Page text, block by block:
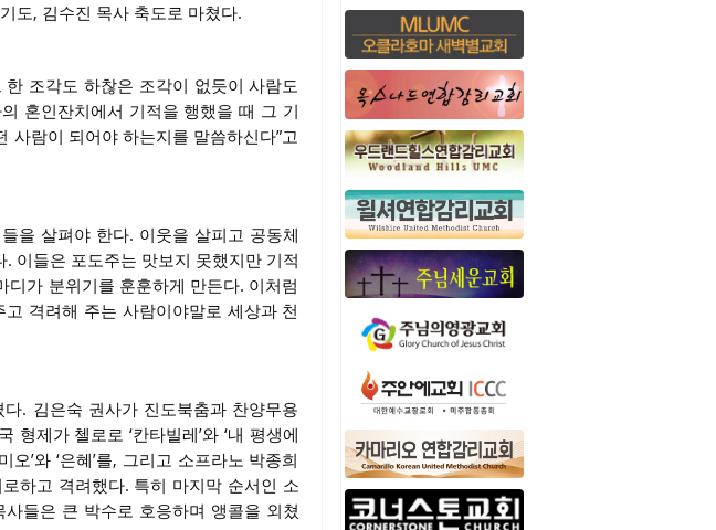
도, 김수진 목사 축도로 마쳤다.
한 조각도 하찮은 조각이 없듯이 사람도
혼인잔치에서 기적을 행했을 때 그 기
사람이 되어야 하는지를 말씀하신다”고
을 살펴야 한다. 이웃을 살피고 공동체
이들은 포도주는 맛보지 못했지만 기적
가 분위기를 훈훈하게 만든다. 이처럼
격려해 주는 사람이야말로 세상과 천
. 김은숙 권사가 진도북춤과 찬양무용
형제가 첼로로 ‘칸타빌레’와 ‘내 평생에
’와 ‘은혜’를, 그리고 소프라노 박종희
하고 격려했다. 특히 마지막 순서인 소
들은 큰 박수로 호응하며 앵콜을 외쳤